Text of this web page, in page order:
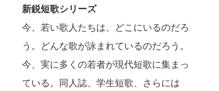
新鋭短歌シリーズ
今、若い歌人たちは、どこにいるのだろ
う。どんな歌が詠まれているのだろう。
今、実に多くの若者が現代短歌に集まっ
ている。同人誌、学生短歌、さらには